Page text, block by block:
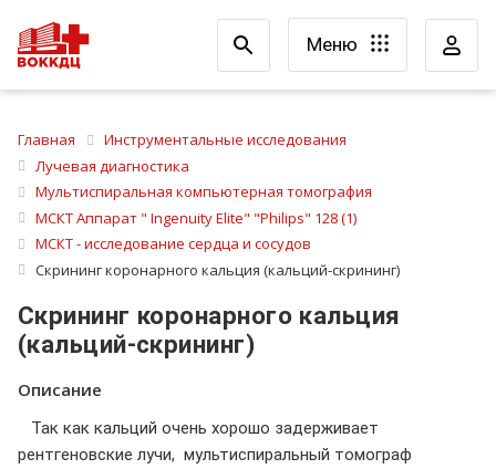
Меню
Главная
Инструментальные исследования
Лучевая диагностика
Мультиспиральная компьютерная томография
МСКТ Аппарат " Ingenuity Elite" "Philips" 128 (1)
МСКТ - исследование сердца и сосудов
Скрининг коронарного кальция (кальций-скрининг)
Скрининг коронарного кальция
(кальций-скрининг)
Описание
Так как кальций очень хорошо задерживает
рентгеновские лучи, мультиспиральный томограф